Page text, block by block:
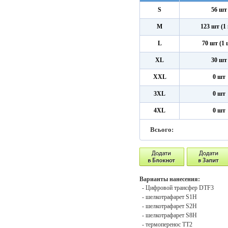
S 56 шт
M 123 шт
L 70 шт (1
XL 30 шт
XXL 0 шт
3XL 0 шт
4XL 0 шт
Всього:
Варианты нанесения:
- Цифровой трансфер DTF3
- шелкотрафарет S1H
- шелкотрафарет S2H
- шелкотрафарет S8H
- термоперенос ТТ2